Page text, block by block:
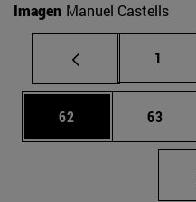
Imagen Manuel Castells
Página
1
Página
62 Página
63